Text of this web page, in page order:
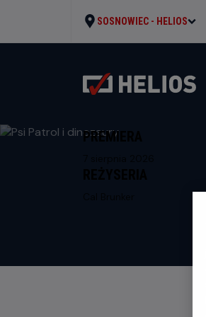
SOSNOWIEC - HELIOS
PREMIERA